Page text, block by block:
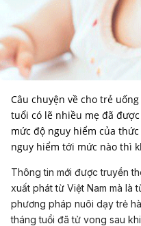
Câu chuyện về cho trẻ
tuổi có lẽ nhiều mẹ đã
mức độ nguy hiểm của
nguy hiểm tới mức nào thì
Thông tin mới được truyền
xuất phát từ Việt Nam mà là
phương pháp nuôi dạy trẻ
tháng tuổi đã tử vong sau